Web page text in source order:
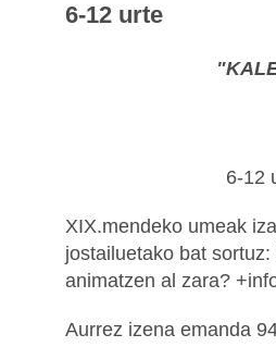
6-12 urte
6-12
XIX.mendeko umeak
jostailuetako bat
animatzen al zara?
Aurrez izena emanda